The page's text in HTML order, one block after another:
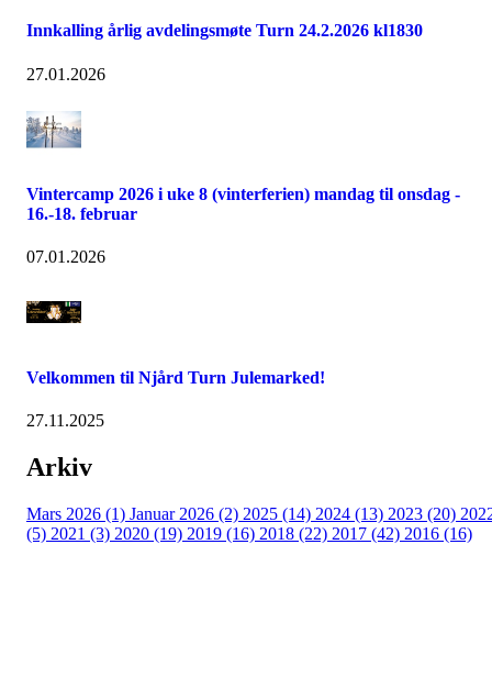
Innkalling årlig avdelingsmøte Turn 24.2.2026 kl1830
27.01.2026
Vintercamp 2026 i uke 8 (vinterferien) mandag til onsdag -
16.-18. februar
07.01.2026
Velkommen til Njård Turn Julemarked!
27.11.2025
Arkiv
Mars 2026 (1) Januar 2026 (2) 2025 (14) 2024 (13) 2023 (20)
(5) 2021 (3) 2020 (19) 2019 (16) 2018 (22) 2017 (42) 2016 (16)